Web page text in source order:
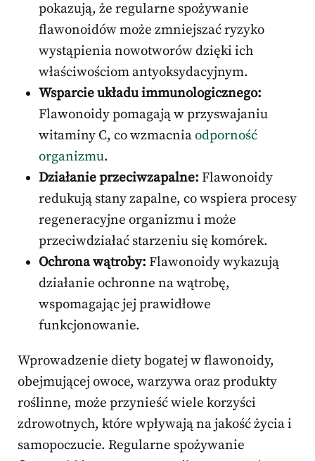
pokazują, że regularne spożywanie
flawonoidów może zmniejszać ryzyko
wystąpienia nowotworów dzięki ich
właściwościom antyoksydacyjnym.
Wsparcie układu immunologicznego:
Flawonoidy pomagają w przyswajaniu
witaminy C, co wzmacniaodporność
organizmu.
Działanie przeciwzapalne: Flawonoidy
redukują stany zapalne, co wspiera procesy
regeneracyjne organizmu i może
przeciwdziałać starzeniu się komórek.
Ochrona wątroby: Flawonoidy wykazują
działanie ochronne na wątrobę,
wspomagając jej prawidłowe
funkcjonowanie.
Wprowadzenie diety bogatej w flawonoidy,
obejmującej owoce, warzywa oraz produkty
roślinne, może przynieść wiele korzyści
zdrowotnych, które wpływają na jakość życia i
samopoczucie. Regularne spożywanie